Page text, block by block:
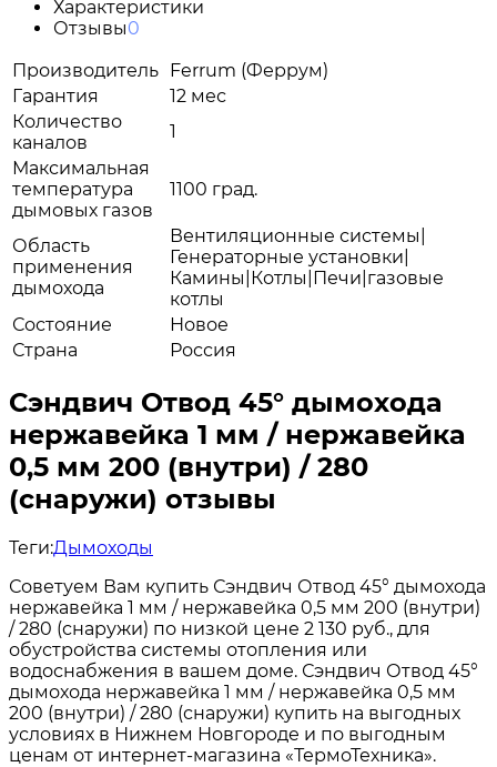
Характеристики
Отзывы0
Производитель Ferrum (Феррум)
Гарантия
12 мес
Количество
каналов
1
Максимальная
температура
дымовых газов
1100 град.
Область
применения
дымохода
Вентиляционные системы|
Генераторные установки|
Камины|Котлы|Печи|газовые
котлы
Состояние
Новое
Страна
Россия
Сэндвич Отвод 45° дымохода
нержавейка 1 мм / нержавейка
0,5 мм 200 (внутри) / 280
(снаружи) отзывы
Теги:Дымоходы
Советуем Вам купить Сэндвич Отвод 45° дымохода
нержавейка 1 мм / нержавейка 0,5 мм 200 (внутри)
/ 280 (снаружи) по низкой цене 2 130 руб., для
обустройства системы отопления или
водоснабжения в вашем доме. Сэндвич Отвод 45°
дымохода нержавейка 1 мм / нержавейка 0,5 мм
200 (внутри) / 280 (снаружи) купить на выгодных
условиях в Нижнем Новгороде и по выгодным
ценам от интернет-магазина «ТермоТехника».